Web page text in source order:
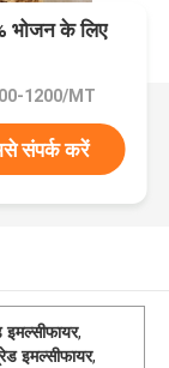
भोजन के लिए
1200/MT
संपर्क करें
,
इमल्सीफायर,